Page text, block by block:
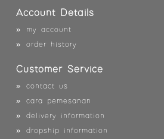
Account Details
»
my account
»
order history
Customer Service
»
contact us
»
cara pemesanan
»
delivery information
»
dropship information